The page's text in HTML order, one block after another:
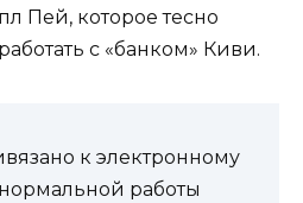
Пей, которое тесно
с «банком» Киви.
к электронному
работы